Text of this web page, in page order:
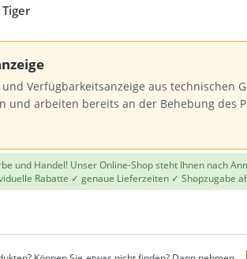
Tiger
Verfügbarkeitsanzeige aus technischen
arbeiten bereits an der Behebung des
und Handel! Unser Online-Shop steht Ihnen nach
Rabatte ✓ genaue Lieferzeiten ✓ Shopzugabe